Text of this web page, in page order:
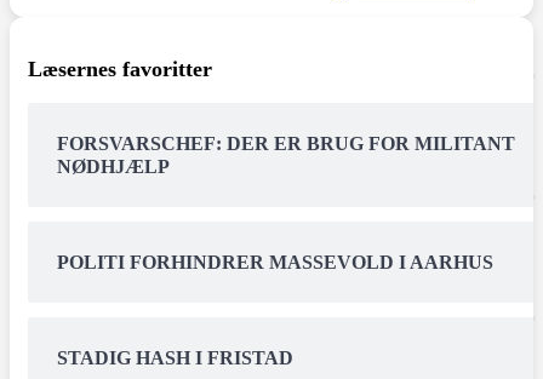
Læsernes favoritter
FORSVARSCHEF: DER ER BRUG FOR MILITANT
NØDHJÆLP
POLITI FORHINDRER MASSEVOLD I AARHUS
STADIG HASH I FRISTAD